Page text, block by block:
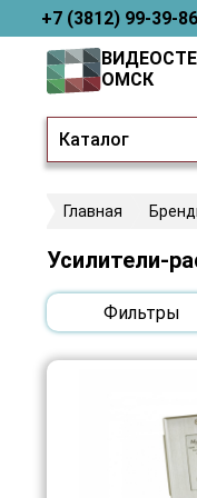
+7 (3812) 99-39-86
Каталог
ОМСК
Главная
Усилители-
Фильтры